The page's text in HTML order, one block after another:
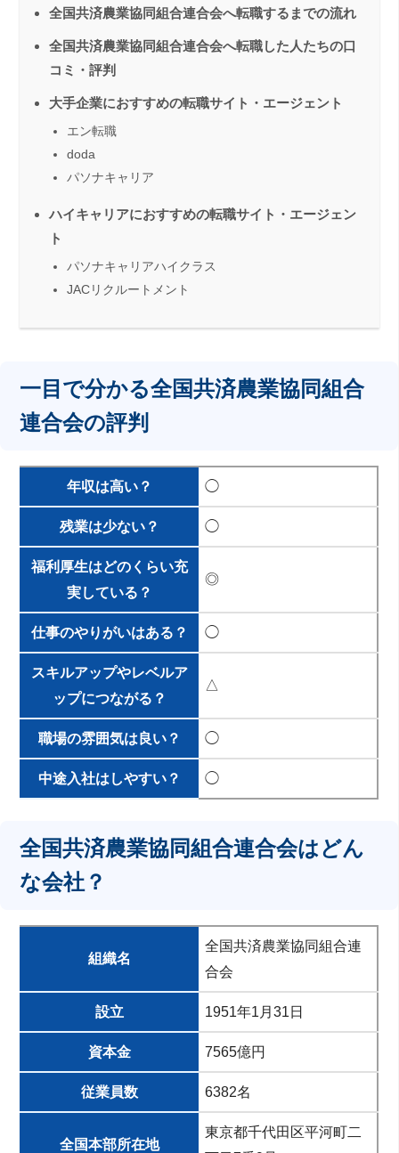
全国共済農業協同組合連合会へ転職するまでの流れ
全国共済農業協同組合連合会へ転職した人たちの口
コミ・評判
大手企業におすすめの転職サイト・エージェント
エン転職
doda
パソナキャリア
ハイキャリアにおすすめの転職サイト・エージェン
ト
パソナキャリアハイクラス
JACリクルートメント
一目で分かる全国共済農業協同組合
連合会の評判
年収は高い？ ◯
残業は少ない？ ◯
福利厚生はどのくらい充
実している？
◎
仕事のやりがいはある？ ◯
スキルアップやレベルア
ップにつながる？
△
職場の雰囲気は良い？ ◯
中途入社はしやすい？ ◯
全国共済農業協同組合連合会はどん
な会社？
組織名
全国共済農業協同組合連
合会
設立 1951年1月31日
資本金 7565億円
従業員数 6382名
全国本部所在地
東京都千代⽥区平河町⼆